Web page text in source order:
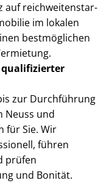
auf reich­wei­ten­star­
im lokalen
bestmöglichen
zur Durchführung
Neuss und
für Sie. Wir
führen
prüfen
und Bonität.